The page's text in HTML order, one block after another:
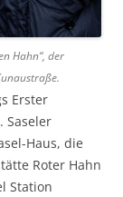
Hahn“, der
Erster
Saseler
Haus, die
Roter Hahn
Station